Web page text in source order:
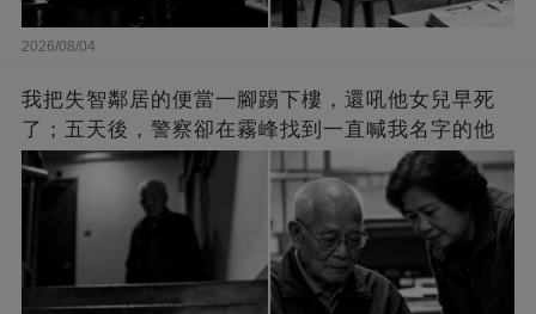
2026/08/04
我把失智鄰居的便當一腳踢下樓，還吼他女兒早死
了；五天後，警察卻在霧峰找到一直喊我名字的他